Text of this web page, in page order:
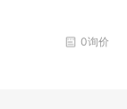
0询价